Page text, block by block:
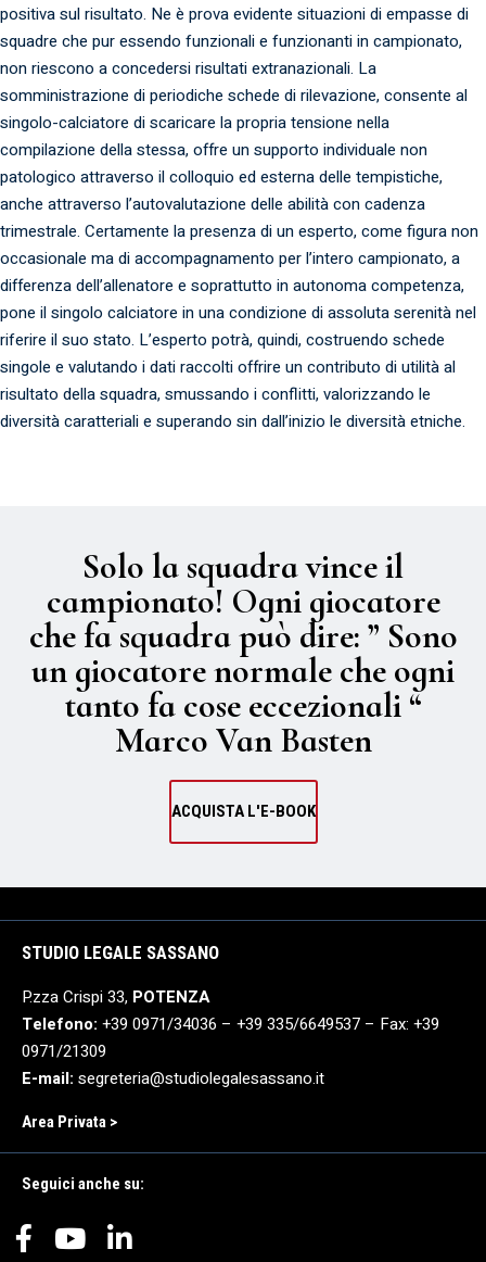
positiva sul risultato. Ne è prova evidente situazioni di empasse di
squadre che pur essendo funzionali e funzionanti in campionato,
non riescono a concedersi risultati extranazionali. La
somministrazione di periodiche schede di rilevazione, consente al
singolo-calciatore di scaricare la propria tensione nella
compilazione della stessa, offre un supporto individuale non
patologico attraverso il colloquio ed esterna delle tempistiche,
anche attraverso l’autovalutazione delle abilità con cadenza
trimestrale. Certamente la presenza di un esperto, come figura non
occasionale ma di accompagnamento per l’intero campionato, a
differenza dell’allenatore e soprattutto in autonoma competenza,
pone il singolo calciatore in una condizione di assoluta serenità nel
riferire il suo stato. L’esperto potrà, quindi, costruendo schede
singole e valutando i dati raccolti offrire un contributo di utilità al
risultato della squadra, smussando i conflitti, valorizzando le
diversità caratteriali e superando sin dall’inizio le diversità etniche.
Solo la squadra vince il
campionato! Ogni giocatore
che fa squadra può dire: ” Sono
un giocatore normale che ogni
tanto fa cose eccezionali “
Marco Van Basten
ACQUISTA L'E-BOOK
STUDIO LEGALE SASSANO
P.zza Crispi 33, POTENZA
Telefono: +39 0971/34036 – +39 335/6649537 – Fax: +39
0971/21309
E-mail: segreteria@studiolegalesassano.it
Area Privata >
Seguici anche su: